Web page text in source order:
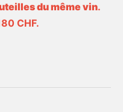
du même vin.
CHF.